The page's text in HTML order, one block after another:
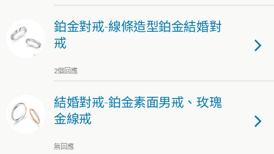
鉑金對戒-線條造型鉑金結婚對
戒
2個回應
結婚對戒-鉑金素面男戒、玫瑰
金線戒
無回應